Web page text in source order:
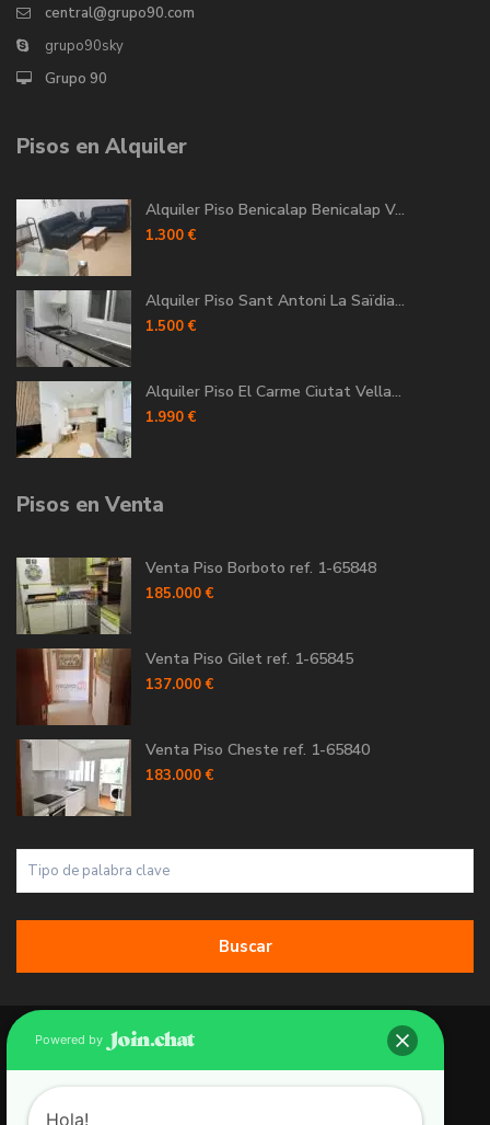
central@grupo90.com
grupo90sky
Grupo 90
Pisos en Alquiler
Alquiler Piso Benicalap Benicalap V...
1.300 €
Alquiler Piso Sant Antoni La Saïdia...
1.500 €
Alquiler Piso El Carme Ciutat Vella...
1.990 €
Pisos en Venta
Venta Piso Borboto ref. 1-65848
185.000 €
Venta Piso Gilet ref. 1-65845
137.000 €
Venta Piso Cheste ref. 1-65840
183.000 €
Buscar
Copyright 2026 | Grupo 90 inmobiliarias. All Rights Reserved.
Política de Cookies
Política de Privacidad
Powered by
Hola!